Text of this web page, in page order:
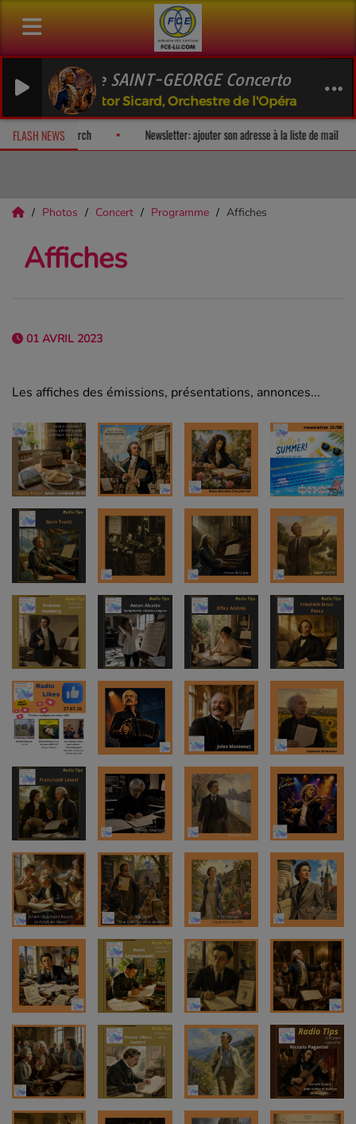
de SAINT-GEORGE Concerto violon no 5 en
Victor Sicard, Orchestre de l'Opéra Royal
FLASH NEWS Fan Releases & Merch Newsletter: ajouter son
Photos Concert Programme Affiches
Affiches
01 AVRIL 2023
Les affiches des émissions, présentations, annonces...